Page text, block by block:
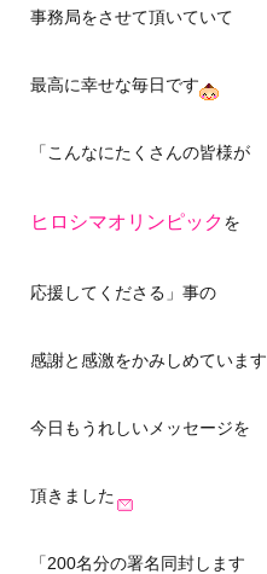
事務局をさせて頂いていて
最高に幸せな毎日です
「こんなにたくさんの皆様が
ヒロシマオリンピックを
応援してくださる」事の
感謝と感激をかみしめています
今日もうれしいメッセージを
頂きました
「200名分の署名同封します